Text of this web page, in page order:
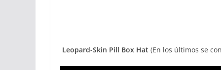
Leopard-Skin Pill Box Hat (En los últimos se